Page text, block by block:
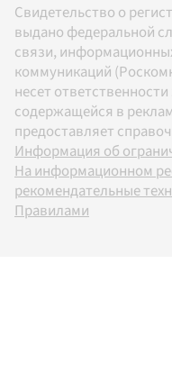
Свидетельство о
выдано федеральной
связи,
коммуникаций
несет
содержащейся в
предоставляет
Информация об
На информационном
рекомендательные
Правилами